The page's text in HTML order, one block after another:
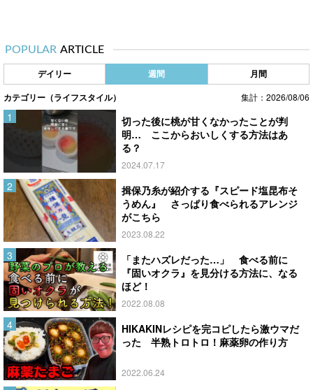
POPULAR ARTICLE
デイリー 週間 月間
カテゴリー（ライフスタイル） 集計：2026/08/06
切った後に桃が甘くなかったことが判
明… ここからおいしくする方法はあ
る？
2024.07.17
揖保乃糸が紹介する『スピード塩昆布そ
うめん』 さっぱり食べられるアレンジ
がこちら
2023.08.22
「またハズレだった…」 食べる前に
『固いオクラ』を見分ける方法に、なる
ほど！
2022.08.08
HIKAKINレシピを完コピしたら激ウマだ
った 半熟トロトロ！麻薬卵の作り方
2022.06.24